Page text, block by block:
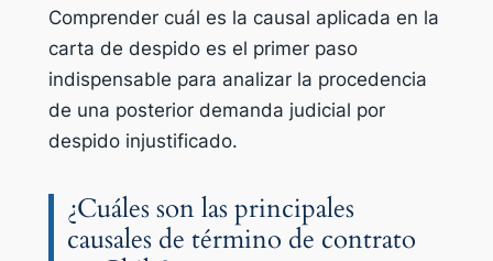
Comprender cuál es la causal aplicada en la
carta de despido es el primer paso
indispensable para analizar la procedencia
de una posterior demanda judicial por
despido injustificado.
¿Cuáles son las principales
causales de término de contrato